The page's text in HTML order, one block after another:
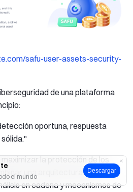
el mundo
Descargar
safu-user-assets-security-
de una plataforma
oportuna, respuesta
la protección de los
una arquitectura de
en cadena y mecanismos de